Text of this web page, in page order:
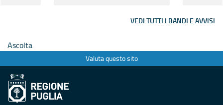
VEDI TUTTI I BANDI E AVVISI
Ascolta
Valuta questo sito